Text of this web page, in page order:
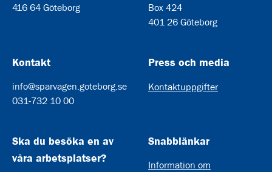
416 64 Göteborg
Box 424
401 26 Göteborg
Kontakt
info@sparvagen.goteborg.se
031-732 10 00
Press och media
Kontaktuppgifter
Ska du besöka en av
våra arbetsplatser?
Snabblänkar
Information om